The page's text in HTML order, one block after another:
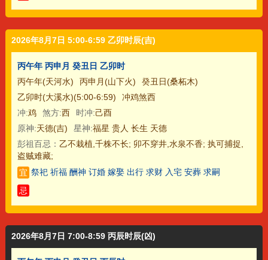
2026年8月7日 5:00-6:59 乙卯时辰(吉)
丙午年 丙申月 癸丑日 乙卯时
丙午年(天河水)
丙申月(山下火)
癸丑日(桑柘木)
乙卯时(大溪水)(5:00-6:59)
冲鸡煞西
冲:鸡 煞方:西 时冲:己酉
原神:天德(吉) 星神:福星 贵人 长生 天德
彭祖百忌： 乙不栽植,千株不长; 卯不穿井,水泉不香; 执可捕捉,
盗贼难藏;
宜 祭祀 祈福 酬神 订婚 嫁娶 出行 求财 入宅 安葬 求嗣
忌
2026年8月7日 7:00-8:59 丙辰时辰(凶)